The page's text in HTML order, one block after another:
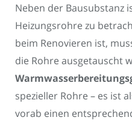
Neben der Bausubstanz
Heizungsrohre zu
beim Renovieren ist,
die Rohre ausgetauscht
spezieller Rohre – es ist
vorab einen